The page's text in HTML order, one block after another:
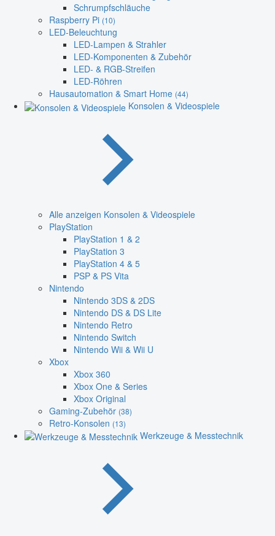
Schrumpfschläuche
Raspberry Pi (10)
LED-Beleuchtung
LED-Lampen & Strahler
LED-Komponenten & Zubehör
LED- & RGB-Streifen
LED-Röhren
Hausautomation & Smart Home (44)
Konsolen & Videospiele
Alle anzeigen Konsolen & Videospiele
PlayStation
PlayStation 1 & 2
PlayStation 3
PlayStation 4 & 5
PSP & PS Vita
Nintendo
Nintendo 3DS & 2DS
Nintendo DS & DS Lite
Nintendo Retro
Nintendo Switch
Nintendo Wii & Wii U
Xbox
Xbox 360
Xbox One & Series
Xbox Original
Gaming-Zubehör (38)
Retro-Konsolen (13)
Werkzeuge & Messtechnik